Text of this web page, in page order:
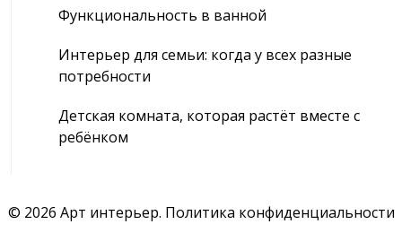
Функциональность в ванной
Интерьер для семьи: когда у всех разные
потребности
Детская комната, которая растёт вместе с
ребёнком
© 2026 Арт интерьер. Политика конфиденциальности